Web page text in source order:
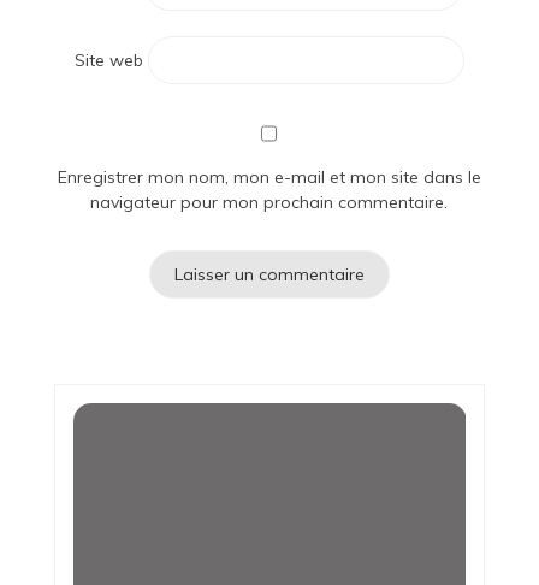
Site web
Enregistrer mon nom, mon e-mail et mon site dans le
navigateur pour mon prochain commentaire.